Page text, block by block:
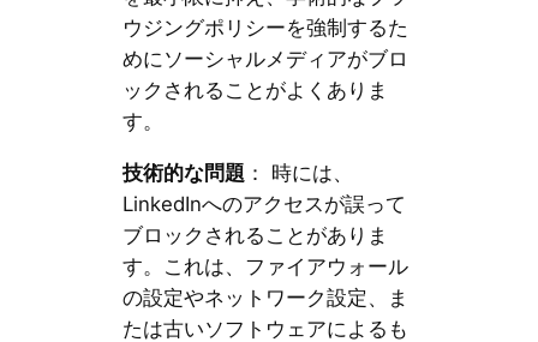
ウジングポリシーを強制するた
めにソーシャルメディアがブロ
ックされることがよくありま
す。
技術的な問題 ： 時には、
LinkedInへのアクセスが誤って
ブロックされることがありま
す。これは、ファイアウォール
の設定やネットワーク設定、ま
たは古いソフトウェアによるも